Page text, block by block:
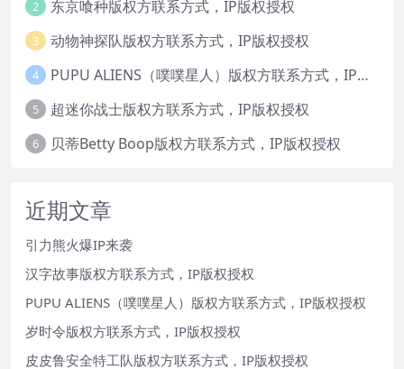
2 东京喰种版权方联系方式，IP版权授权
3 动物神探队版权方联系方式，IP版权授权
4 PUPU ALIENS（噗噗星人）版权方联系方式，IP版权授权
5 超迷你战士版权方联系方式，IP版权授权
6 贝蒂Betty Boop版权方联系方式，IP版权授权
近期文章
引力熊火爆IP来袭
汉字故事版权方联系方式，IP版权授权
PUPU ALIENS（噗噗星人）版权方联系方式，IP版权授权
岁时令版权方联系方式，IP版权授权
皮皮鲁安全特工队版权方联系方式，IP版权授权